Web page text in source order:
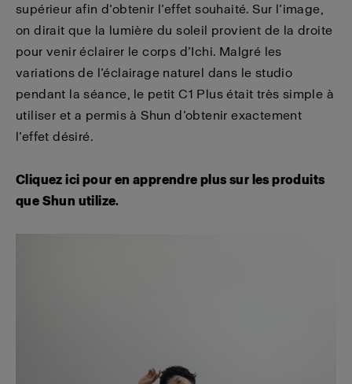
supérieur afin d’obtenir l’effet souhaité. Sur l’image,
on dirait que la lumière du soleil provient de la droite
pour venir éclairer le corps d’Ichi. Malgré les
variations de l’éclairage naturel dans le studio
pendant la séance, le petit C1 Plus était très simple à
utiliser et a permis à Shun d’obtenir exactement
l’effet désiré.
Cliquez ici pour en apprendre plus sur les produits
que Shun utilize.